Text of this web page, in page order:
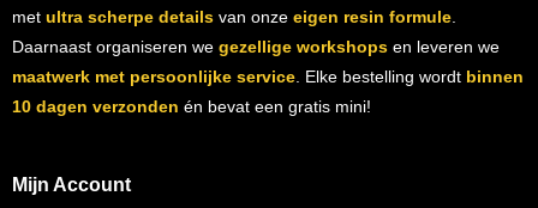
met ultra scherpe detailsvan onze eigen resin formule.
Daarnaast organiseren we gezellige workshopsen leveren we
maatwerk met persoonlijke service. Elke bestelling wordt binnen
10 dagen verzonden én bevat een gratis mini!
Mijn Account